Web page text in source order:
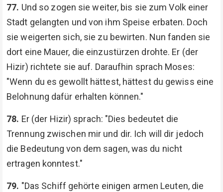
77. Und so zogen sie weiter, bis sie zum Volk einer
Stadt gelangten und von ihm Speise erbaten. Doch
sie weigerten sich, sie zu bewirten. Nun fanden sie
dort eine Mauer, die einzustürzen drohte. Er (der
Hizir) richtete sie auf. Daraufhin sprach Moses:
"Wenn du es gewollt hättest, hättest du gewiss eine
Belohnung dafür erhalten können."
78. Er (der Hizir) sprach: "Dies bedeutet die
Trennung zwischen mir und dir. Ich will dir jedoch
die Bedeutung von dem sagen, was du nicht
ertragen konntest."
79. "Das Schiff gehörte einigen armen Leuten, die